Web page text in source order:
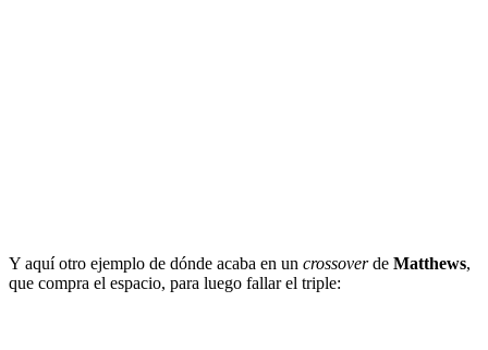
Y aquí otro ejemplo de dónde acaba en un crossoverde Matthews,
que compra el espacio, para luego fallar el triple: